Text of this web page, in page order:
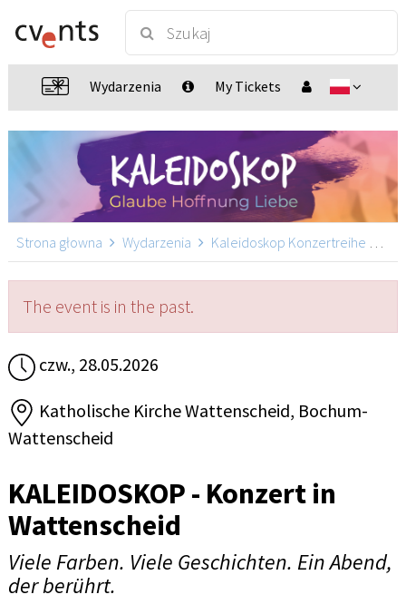
Wydarzenia My Tickets
Strona głowna Wydarzenia Kaleidoskop Konzertreihe mit Martin Pepper
The event is in the past.
czw., 28.05.2026
Katholische Kirche Wattenscheid, Bochum-
Wattenscheid
KALEIDOSKOP - Konzert in
Wattenscheid
Viele Farben. Viele Geschichten. Ein Abend,
der berührt.